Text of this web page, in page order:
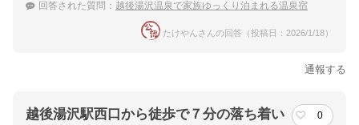
回答された質問： 越後湯沢温泉で家族ゆっくり泊まれる温泉宿
たけやんさんの回答（投稿日：2026/1/18）
通報する
越後湯沢駅西口から徒歩で７分の落ち着い
0